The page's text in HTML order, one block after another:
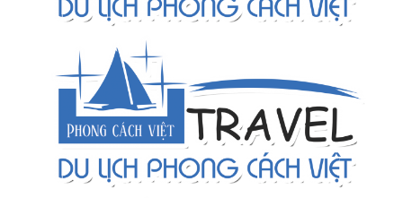
Thông tin tuyển dụng tháng 11/2020